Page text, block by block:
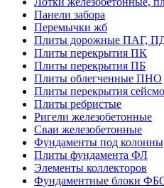
Панели забора
Перемычки жб
Плиты дорожные ПАГ,
Плиты перекрытия ПК
Плиты перекрытия ПБ
Плиты облегченные ПНО
Плиты перекрытия
Плиты ребристые
Ригели железобетонные
Сваи железобетонные
Фундаменты под колонны
Плиты фундамента ФЛ
Элементы коллекторов
Фундаментные блоки